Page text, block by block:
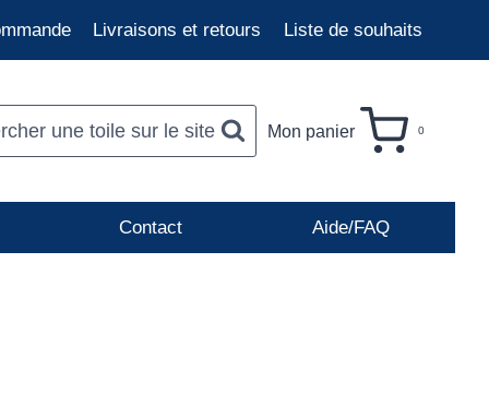
Livraisons et retours Liste de souhaits
une toile sur le site Mon panier 0
Contact Aide/FAQ